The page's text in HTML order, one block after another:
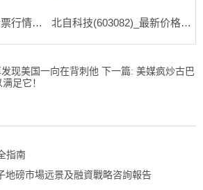
禾川科技(688320)_股票行情_走势图—东方财富网 北自科技(603082)_最新价格_行情_走势图—东方财富网
现美国一向在背刺他 下一篇: 美媒疯炒古巴
足它！
指南
地磅市場远景及融資戰略咨詢報告